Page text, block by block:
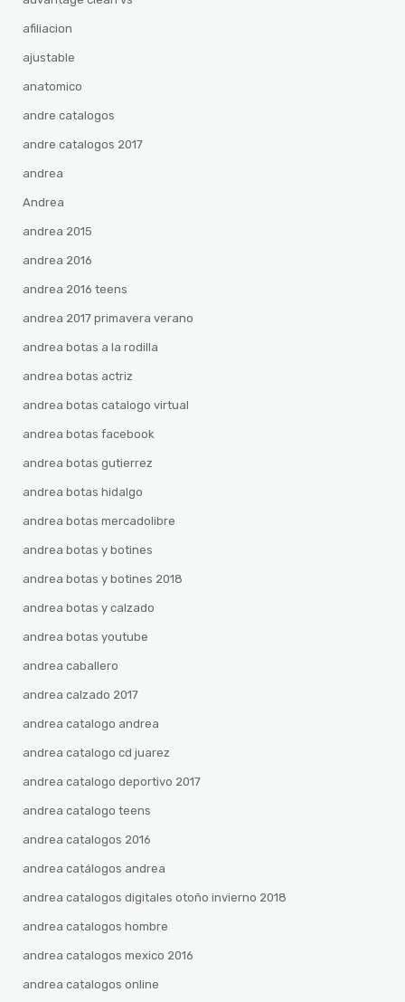
afiliacion
ajustable
anatomico
andre catalogos
andre catalogos 2017
andrea
Andrea
andrea 2015
andrea 2016
andrea 2016 teens
andrea 2017 primavera verano
andrea botas a la rodilla
andrea botas actriz
andrea botas catalogo virtual
andrea botas facebook
andrea botas gutierrez
andrea botas hidalgo
andrea botas mercadolibre
andrea botas y botines
andrea botas y botines 2018
andrea botas y calzado
andrea botas youtube
andrea caballero
andrea calzado 2017
andrea catalogo andrea
andrea catalogo cd juarez
andrea catalogo deportivo 2017
andrea catalogo teens
andrea catalogos 2016
andrea catálogos andrea
andrea catalogos digitales otoño invierno 2018
andrea catalogos hombre
andrea catalogos mexico 2016
andrea catalogos online